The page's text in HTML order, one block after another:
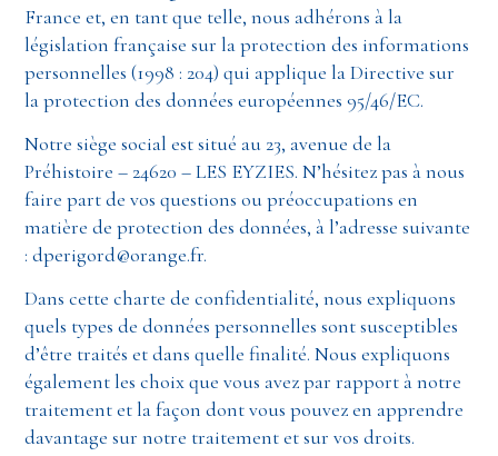
France et, en tant que telle, nous adhérons à la
législation française sur la protection des informations
personnelles (1998 : 204) qui applique la Directive sur
la protection des données européennes 95/46/EC.
Notre siège social est situé au 23, avenue de la
Préhistoire – 24620 – LES EYZIES. N’hésitez pas à nous
faire part de vos questions ou préoccupations en
matière de protection des données, à l’adresse suivante
: dperigord@orange.fr.
Dans cette charte de confidentialité, nous expliquons
quels types de données personnelles sont susceptibles
d’être traités et dans quelle finalité. Nous expliquons
également les choix que vous avez par rapport à notre
traitement et la façon dont vous pouvez en apprendre
davantage sur notre traitement et sur vos droits.